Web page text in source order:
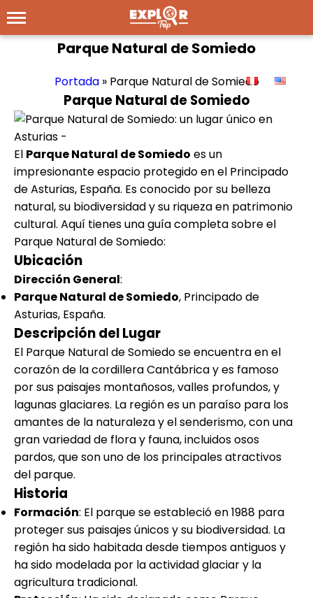
Parque Natural de Somiedo
Portada» Parque Natural de Somiedo
Parque Natural de Somiedo
El Parque Natural de Somiedo es un
impresionante espacio protegido en el Principado
de Asturias, España. Es conocido por su belleza
natural, su biodiversidad y su riqueza en patrimonio
cultural. Aquí tienes una guía completa sobre el
Parque Natural de Somiedo:
Ubicación
Dirección General:
Parque Natural de Somiedo, Principado de
Asturias, España.
Descripción del Lugar
El Parque Natural de Somiedo se encuentra en el
corazón de la cordillera Cantábrica y es famoso
por sus paisajes montañosos, valles profundos, y
lagunas glaciares. La región es un paraíso para los
amantes de la naturaleza y el senderismo, con una
gran variedad de flora y fauna, incluidos osos
pardos, que son uno de los principales atractivos
del parque.
Historia
Formación: El parque se estableció en 1988 para
proteger sus paisajes únicos y su biodiversidad. La
región ha sido habitada desde tiempos antiguos y
ha sido modelada por la actividad glaciar y la
agricultura tradicional.